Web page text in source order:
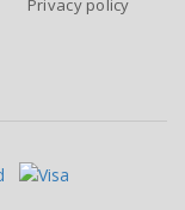
Privacy policy